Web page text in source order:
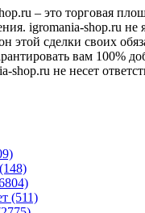
– это торговая
igromania-shop.ru не
этой сделки своих
вам 100%
shop.ru не несет
(148)
(511)